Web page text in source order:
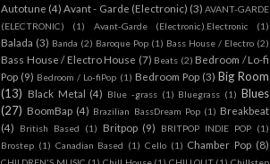
Autotune (4) Avant - Garde (Electronic) (3) AVANT-GARDE
(ELECTRONIC)
(1) Avant-Garde (Electronic).Electronic (1)
Balada (3) Banda (2) Baroque Pop (1) Bass House / Electro (2)
Bass House / Electro House (7) Beats (2) Bedroom / Lo-fi
Pop (9) Bedroom / Lo-fiPop (1) Bedroom Pop (3) Big Room
(13) Black Metal (4) Blue -grass (1) Bluegrass (1) Blues
(27) BoomBap (4) Brazilian BassDream Pop (1) Breakbeat
(4)
British Based (1) Britpop (9) BRITPOP INDIE POP (1)
Brostep (1) Canadian Based (1) Cello (1) Chamber Pop (8)